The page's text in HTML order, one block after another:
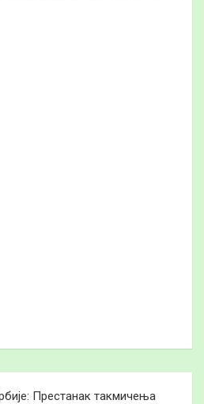
Престанак такмичења